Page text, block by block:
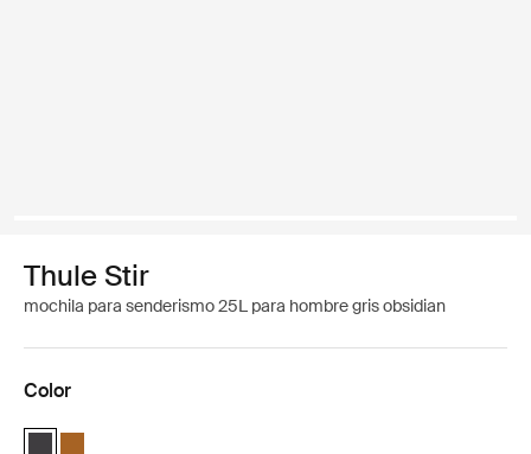
Thule Stir
mochila para senderismo 25L para hombre gris obsidian
Color
Thule Stir 25L men's Negro obsidiana (selected)
Thule Stir 25L men's Wood Thrush